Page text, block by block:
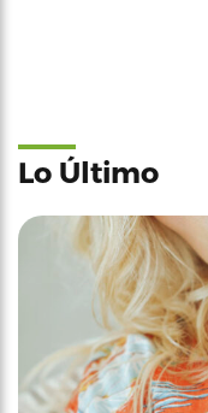
Lo Último